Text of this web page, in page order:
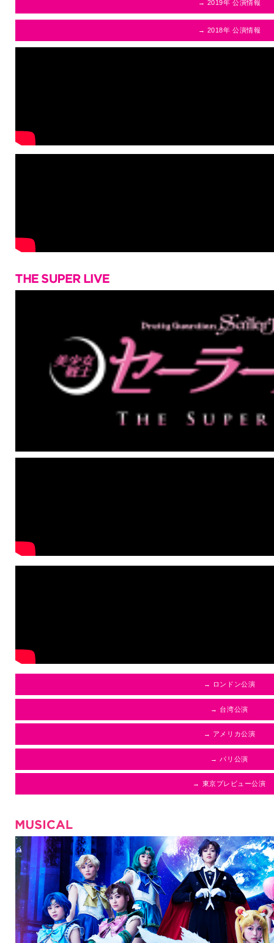
→ 2019年 公演情報
→ 2018年 公演情報
→ ロンドン公演
→ 台湾公演
→ アメリカ公演
→ パリ公演
→ 東京プレビュー公演